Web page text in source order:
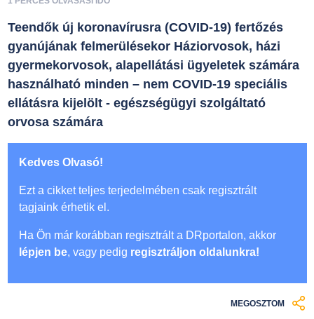
Teendők új koronavírusra (COVID-19) fertőzés
gyanújának felmerülésekor Háziorvosok, házi
gyermekorvosok, alapellátási ügyeletek számára
használható minden – nem COVID-19 speciális
ellátásra kijelölt - egészségügyi szolgáltató
orvosa számára
Kedves Olvasó!
Ezt a cikket teljes terjedelmében csak regisztrált
tagjaink érhetik el.
Ha Ön már korábban regisztrált a DRportalon, akkor
lépjen be, vagy pedig regisztráljon oldalunkra!
MEGOSZTOM